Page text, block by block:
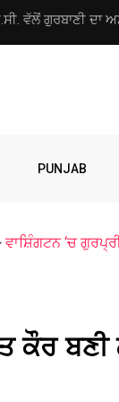
ਕੇ ਹੱਤਿਆ
PUNJAB
ਵਾਸ਼ਿੰਗਟਨ ‘ਚ
ਕੌਰ